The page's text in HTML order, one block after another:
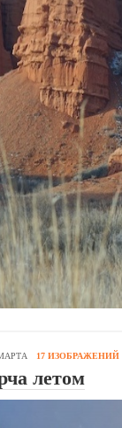
17 ИЗОБРАЖЕНИЙ
летом